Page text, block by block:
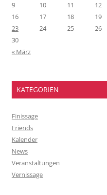
9
10 11 12
16
17 18 19
23
24 25 26
30
« März
KATEGORIEN
Finissage
Friends
Kalender
News
Veranstaltungen
Vernissage